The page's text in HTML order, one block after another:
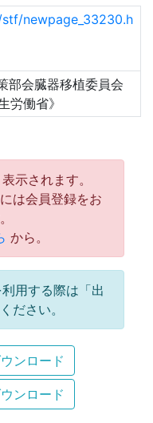
newpage_33230.h
会臓器移植委員会
働省》
示されます。
は会員登録をお
から。
用する際は「出
ださい。
ンロード
ンロード